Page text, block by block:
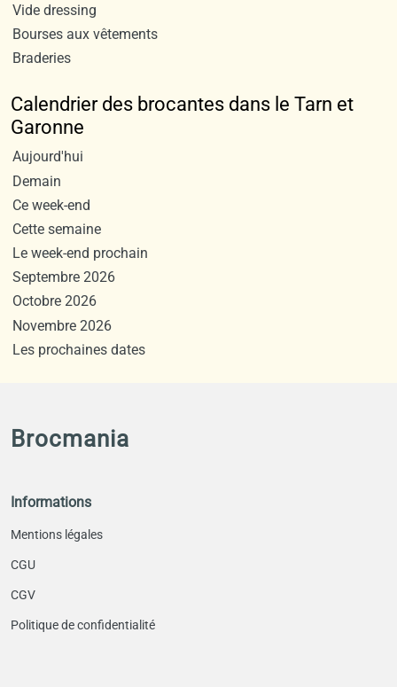
Vide dressing
Bourses aux vêtements
Braderies
Calendrier des brocantes dans le Tarn et
Garonne
Aujourd'hui
Demain
Ce week-end
Cette semaine
Le week-end prochain
Septembre 2026
Octobre 2026
Novembre 2026
Les prochaines dates
Brocmania
Informations
Mentions légales
CGU
CGV
Politique de confidentialité